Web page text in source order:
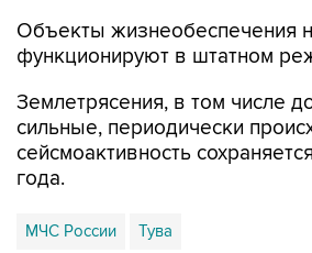
Объекты жизнеобеспечения
функционируют в штатном
Землетрясения, в том числе
сильные, периодически
сейсмоактивность
года.
МЧС России Тува